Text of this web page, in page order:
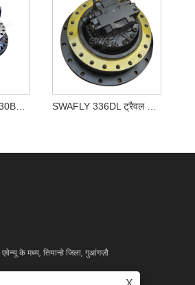
के मध्य, तियान्हे जिला, गुआंगज़ौ